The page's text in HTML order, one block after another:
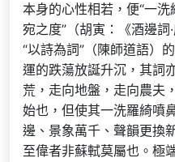
本身的心性相若，便“一
宛之度”（胡寅：《酒邊詞
“以詩為詞”（陳師道語）
運的跌蕩放誕升沉，其詞
荒，走向地盤，走向農夫
始也，但使其一洗羅綺噴
邊、景象萬千、聲韻更換
至偉者非蘇軾莫屬也。極